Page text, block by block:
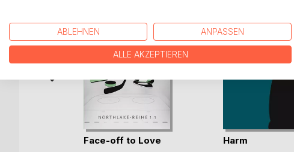
Face-off to Love Harm
ABLEHNEN ANPASSEN
ALLE AKZEPTIEREN